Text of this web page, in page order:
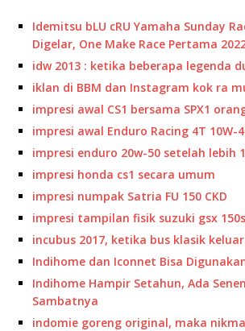
Idemitsu bLU cRU Yamaha Sunday
Digelar, One Make Race Pertama
idw 2013 : ketika beberapa legenda
iklan di BBM dan Instagram kok ra
impresi awal CS1 bersama SPX1
impresi awal Enduro Racing 4T 10W-
impresi enduro 20w-50 setelah lebih
impresi honda cs1 secara umum
impresi numpak Satria FU 150 CKD
impresi tampilan fisik suzuki gsx 150s
incubus 2017, ketika bus klasik
Indihome dan Iconnet Bisa
Indihome Hampir Setahun, Ada
Sambatnya
indomie goreng original, maka